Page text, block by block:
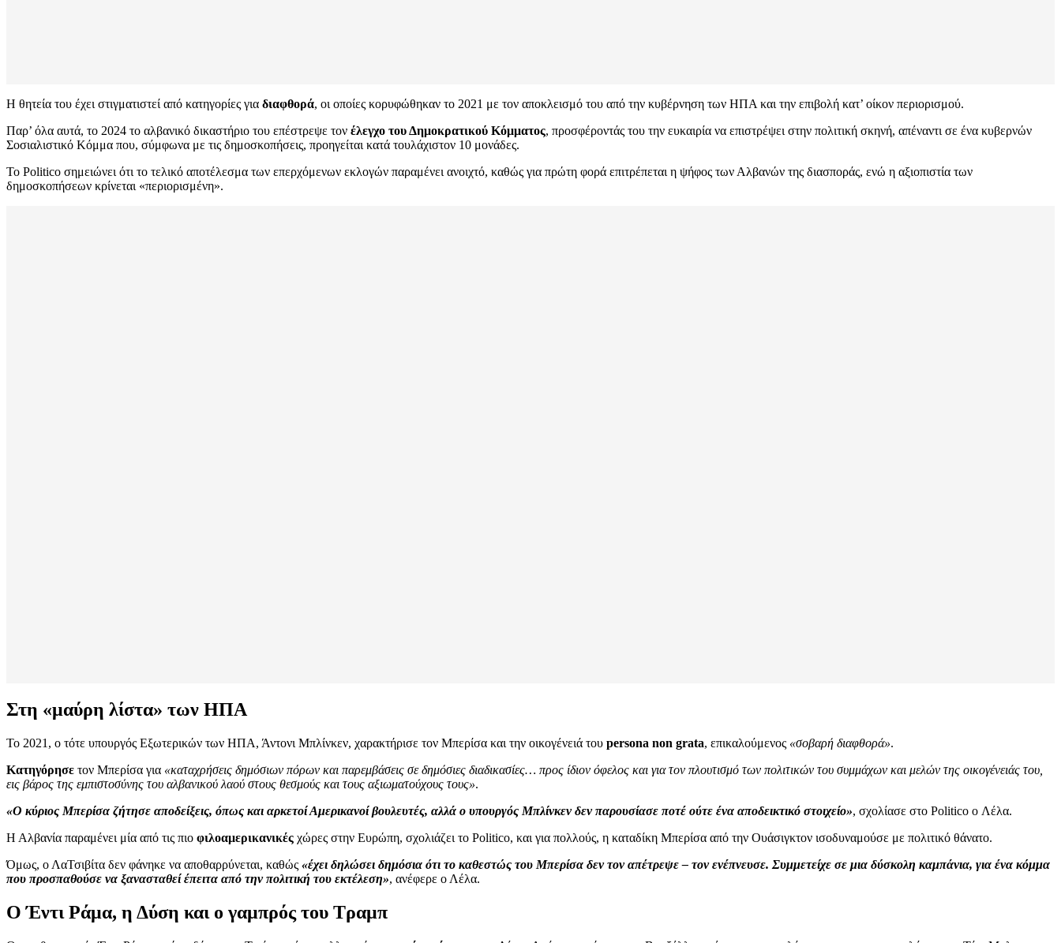
Η θητεία του έχει στιγματιστεί από κατηγορίες για διαφθορά, οι οποίες κορυφώθηκαν το 2021 με τον αποκλεισμό του από την κυβέρνηση των ΗΠΑ και την επιβολή κατ’ οίκον περιορισμού.
Παρ’ όλα αυτά, το 2024 το αλβανικό δικαστήριο του επέστρεψε τον έλεγχο του Δημοκρατικού Κόμματος, προσφέροντάς του την ευκαιρία να επιστρέψει στην πολιτική σκηνή, απέναντι σε ένα κυβερνών
Σοσιαλιστικό Κόμμα που, σύμφωνα με τις δημοσκοπήσεις, προηγείται κατά τουλάχιστον 10 μονάδες.
Το Politico σημειώνει ότι το τελικό αποτέλεσμα των επερχόμενων εκλογών παραμένει ανοιχτό, καθώς για πρώτη φορά επιτρέπεται η ψήφος των Αλβανών της διασποράς, ενώ η αξιοπιστία των
δημοσκοπήσεων κρίνεται «περιορισμένη».
Στη «μαύρη λίστα» των ΗΠΑ
Το 2021, ο τότε υπουργός Εξωτερικών των ΗΠΑ, Άντονι Μπλίνκεν, χαρακτήρισε τον Μπερίσα και την οικογένειά του persona non grata, επικαλούμενος «σοβαρή διαφθορά».
Κατηγόρησε τον Μπερίσα για «καταχρήσεις δημόσιων πόρων και παρεμβάσεις σε δημόσιες διαδικασίες… προς ίδιον όφελος και για τον πλουτισμό των πολιτικών του συμμάχων και μελών της οικογένειάς του,
εις βάρος της εμπιστοσύνης του αλβανικού λαού στους θεσμούς και τους αξιωματούχους τους».
«Ο κύριος Μπερίσα ζήτησε αποδείξεις, όπως και αρκετοί Αμερικανοί βουλευτές, αλλά ο υπουργός Μπλίνκεν δεν παρουσίασε ποτέ ούτε ένα αποδεικτικό στοιχείο», σχολίασε στο Politico o Λέλα.
Η Αλβανία παραμένει μία από τις πιο φιλοαμερικανικές χώρες στην Ευρώπη, σχολιάζει το Politico, και για πολλούς, η καταδίκη Μπερίσα από την Ουάσιγκτον ισοδυναμούσε με πολιτικό θάνατο.
Όμως, ο ΛαΤσιβίτα δεν φάνηκε να αποθαρρύνεται, καθώς «έχει δηλώσει δημόσια ότι το καθεστώς του Μπερίσα δεν τον απέτρεψε – τον ενέπνευσε. Συμμετείχε σε μια δύσκολη καμπάνια, για ένα κόμμα
που προσπαθούσε να ξανασταθεί έπειτα από την πολιτική του εκτέλεση», ανέφερε ο Λέλα.
Ο Έντι Ράμα, η Δύση και ο γαμπρός του Τραμπ